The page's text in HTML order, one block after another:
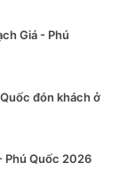
Giá - Phú
đón khách ở
Phú Quốc 2026